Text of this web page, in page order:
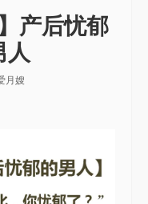
产后忧郁
人
月嫂